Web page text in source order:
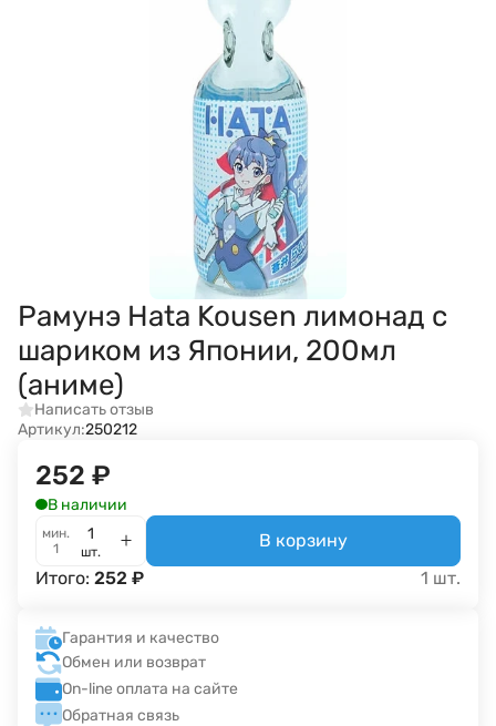
Рамунэ Hata Kousen лимонад с
шариком из Японии, 200мл
(аниме)
Написать отзыв
Артикул:250212
252 ₽
В наличии
мин.
1
шт.
В корзину
Итого: 252 ₽ 1 шт.
Гарантия и качество
Обмен или возврат
On-line оплата на сайте
Обратная связь